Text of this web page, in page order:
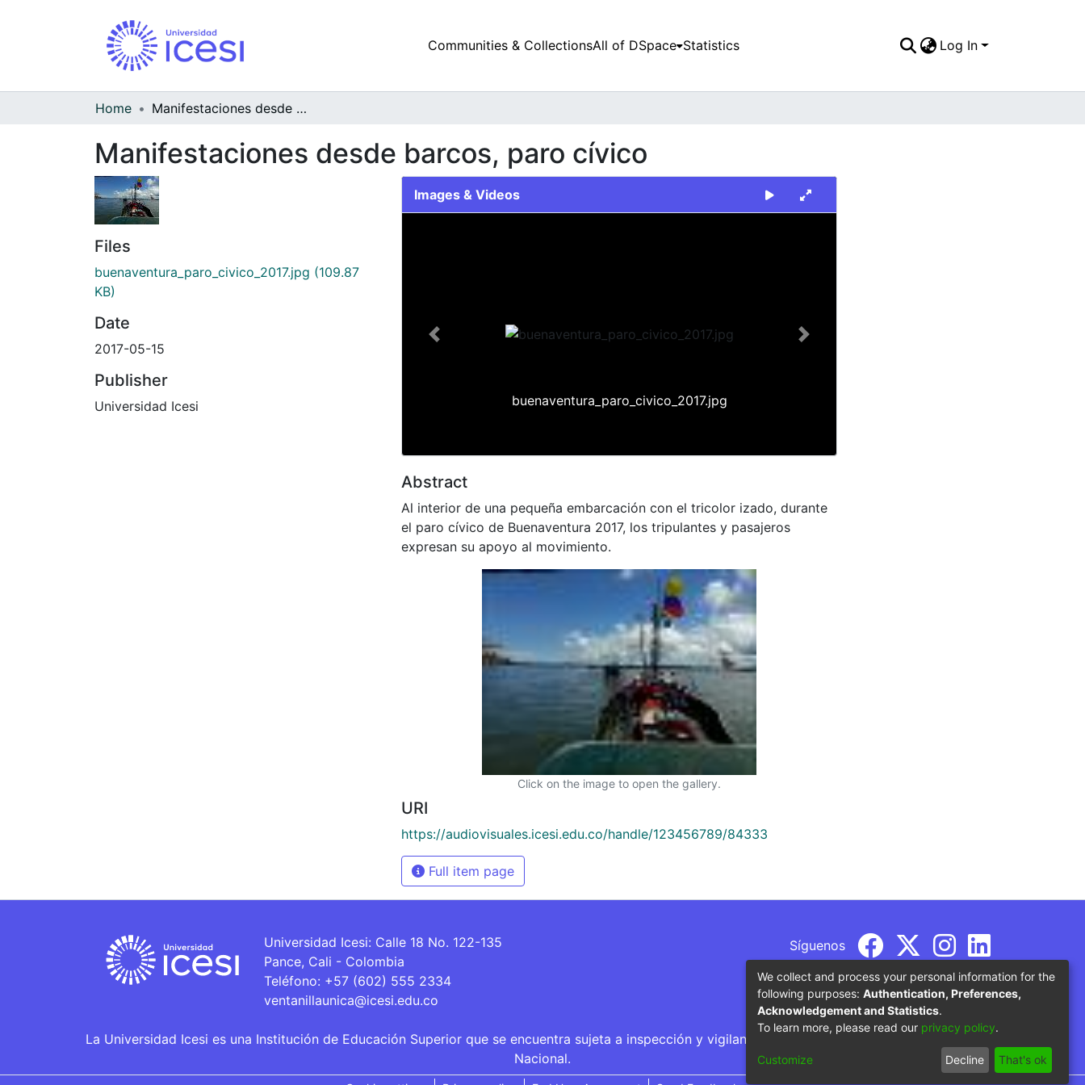
Communities & CollectionsAll of DSpace Statistics Log In
Home Manifestaciones desde barcos, paro cívico
Manifestaciones desde barcos, paro cívico
Files
buenaventura_paro_civico_2017.jpg (109.87
KB)
Date
2017-05-15
Publisher
Universidad Icesi
Images & Videos
buenaventura_paro_civico_2017.jpg
Previous Next
Abstract
Al interior de una pequeña embarcación con el tricolor izado, durante
el paro cívico de Buenaventura 2017, los tripulantes y pasajeros
expresan su apoyo al movimiento.
Click on the image to open the gallery.
URI
https://audiovisuales.icesi.edu.co/handle/123456789/84333
Full item page
Universidad Icesi: Calle 18 No. 122-135
Pance, Cali - Colombia
Teléfono: +57 (602) 555 2334
ventanillaunica@icesi.edu.co
Síguenos
La Universidad Icesi es una Institución de Educación Superior que se encuentra sujeta a inspección y vigilancia por parte del Ministerio de Educación
Nacional.
We collect and process your personal information for the
following purposes: Authentication, Preferences,
Acknowledgement and Statistics.
To learn more, please read our privacy policy.
Customize Decline That's ok